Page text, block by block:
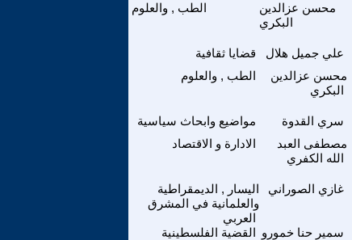
الطب , والعلوم
محسن عزالدين
البكري
قضايا ثقافية علي جميل هلال
الطب , والعلوم
محسن عزالدين
البكري
مواضيع وابحاث سياسية سري القدوة
الادارة و الاقتصاد
مصطفى العبد
الله الكفري
اليسار , الديمقراطية
والعلمانية في المشرق
العربي
غازي الصوراني
القضية الفلسطينية سمير حنا خمورو